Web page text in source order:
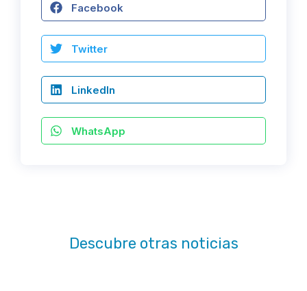
Facebook
Twitter
LinkedIn
WhatsApp
Descubre otras noticias